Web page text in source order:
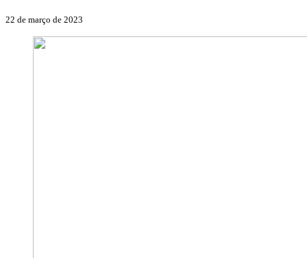
22 de março de 2023